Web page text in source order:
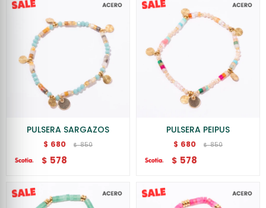
PULSERA SARGAZOS
$ 680 $ 850
$ 578
PULSERA PEIPUS
$ 680 $ 850
$ 578